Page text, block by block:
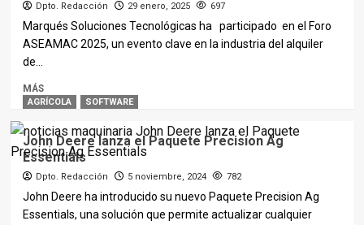
Dpto. Redacción 29 enero, 2025 697
Marqués Soluciones Tecnológicas ha participado en el Foro
ASEAMAC 2025, un evento clave en la industria del alquiler
de...
MÁS
AGRÍCOLA SOFTWARE
John Deere lanza el Paquete Precision Ag
Essentials
Dpto. Redacción 5 noviembre, 2024 782
John Deere ha introducido su nuevo Paquete Precision Ag
Essentials, una solución que permite actualizar cualquier